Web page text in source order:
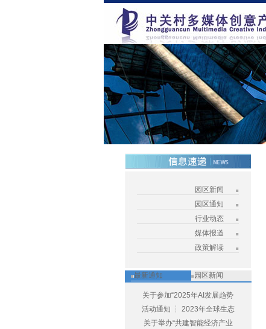
园区新闻
园区通知
行业动态
媒体报道
政策解读
最新通知 园区新闻
关于参加“2025年AI发展趋势
活动通知 ┆ 2023年全球生态
关于举办“共建智能经济产业